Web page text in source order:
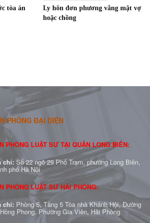
tòa án
Ly hôn đơn phương vắng mặt vợ
hoặc chồng
PHÒNG ĐẠI DIỆN
PHÒNG LUẬT SƯ TẠI QUẬN LONG BIÊN:
chỉ: Số 22 ngõ 29 Phố Trạm, phường Long Biên,
phố Hà Nội
PHÒNG LUẬT SƯ HẢI PHÒNG:
chỉ: Phòng 5, Tầng 5 Tòa nhà Khánh Hội, Đường
Phong, Phường Gia Viên, Hải Phòng